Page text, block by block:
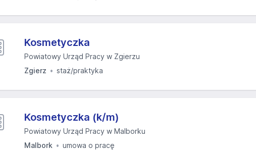
Kosmetyczka
Powiatowy Urząd Pracy w Zgierzu
Zgierz
staż/praktyka
Kosmetyczka (k/m)
Powiatowy Urząd Pracy w Malborku
Malbork
umowa o pracę